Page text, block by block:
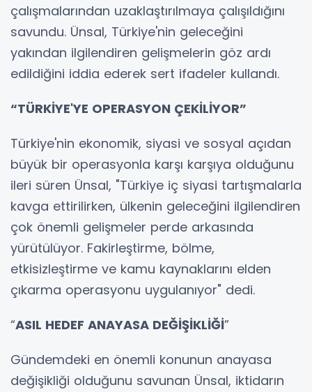
çalışmalarından uzaklaştırılmaya çalışıldığını
savundu. Ünsal, Türkiye'nin geleceğini
yakından ilgilendiren gelişmelerin göz ardı
edildiğini iddia ederek sert ifadeler kullandı.
“TÜRKİYE'YE OPERASYON ÇEKİLİYOR”
Türkiye'nin ekonomik, siyasi ve sosyal açıdan
büyük bir operasyonla karşı karşıya olduğunu
ileri süren Ünsal, "Türkiye iç siyasi tartışmalarla
kavga ettirilirken, ülkenin geleceğini ilgilendiren
çok önemli gelişmeler perde arkasında
yürütülüyor. Fakirleştirme, bölme,
etkisizleştirme ve kamu kaynaklarını elden
çıkarma operasyonu uygulanıyor" dedi.
“ASIL HEDEF ANAYASA DEĞİŞİKLİĞİ”
Gündemdeki en önemli konunun anayasa
değişikliği olduğunu savunan Ünsal, iktidarın